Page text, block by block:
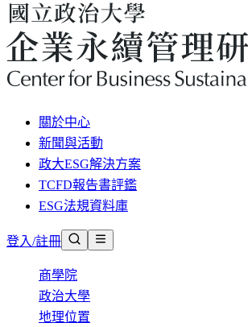
關於中心
新聞與活動
政大ESG解決方案
TCFD報告書評鑑
ESG法規資料庫
登入/註冊
商學院
政治大學
地理位置